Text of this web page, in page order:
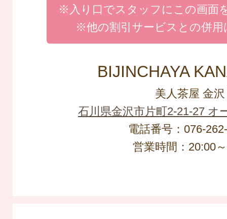
※入り口でスタッフにこの画面
※他の割引サービスとの併
BIJINCHAYA
美人茶屋 金沢
石川県金沢市片町2-21-27 オ
電話番号：076-
営業時間：20:00